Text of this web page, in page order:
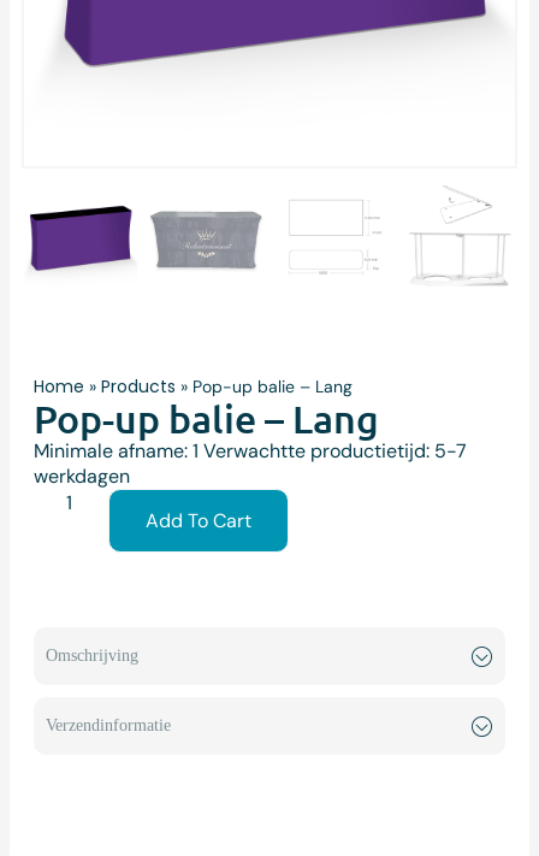
Home » Products » Pop-up balie – Lang
Pop-up balie – Lang
Minimale afname: 1 Verwachtte productietijd: 5-7
werkdagen
Add To Cart
Omschrijving
Verzendinformatie